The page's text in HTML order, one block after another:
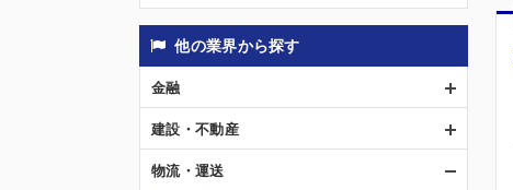
他の業界から探す
金融
建設・不動産
物流・運送